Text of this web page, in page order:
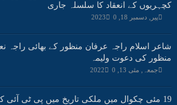
کچہریوں کے انعقاد کا سلسلہ جاری
پیر, دسمبر 18, 2023 0
شاعر اسلام راجہ عرفان منظور کے بھائی راجہ
منظور کی دعوت ولیمہ
جمعہ, مئی 13, 2022 0
19 مئی چکوال میں ملکی تاریخ میں پی ٹی